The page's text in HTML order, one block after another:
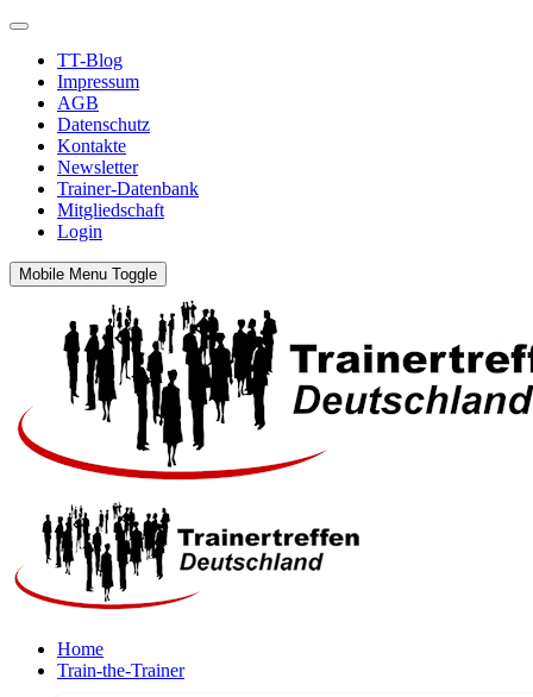
TT-Blog
Impressum
AGB
Datenschutz
Kontakte
Newsletter
Trainer-Datenbank
Mitgliedschaft
Login
Mobile Menu Toggle
Home
Train-the-Trainer